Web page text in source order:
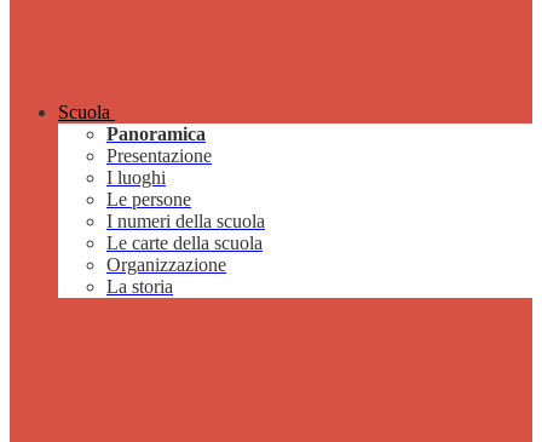
Scuola
Panoramica
Presentazione
I luoghi
Le persone
I numeri della scuola
Le carte della scuola
Organizzazione
La storia